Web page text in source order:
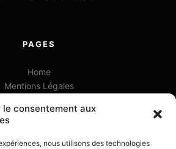
le consentement aux
nous utilisons des technologies
PAGES
Home
Mentions Légales
de cookies (UE)